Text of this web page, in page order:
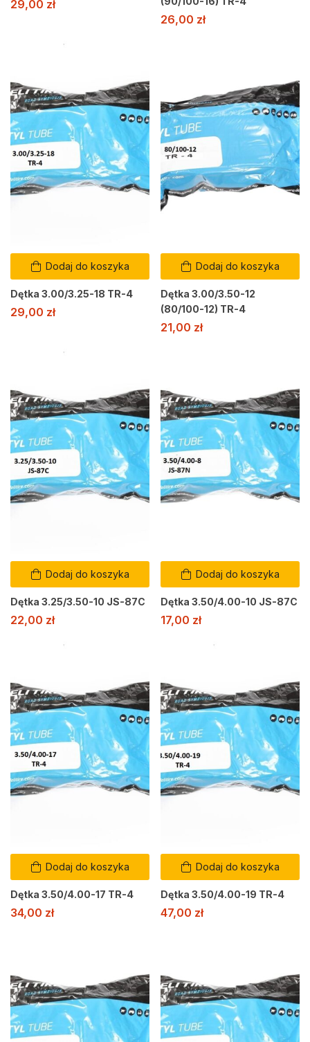
29,00 zł
26,00 zł
Dodaj do koszyka
Dętka 3.00/3.25-18 TR-4
29,00 zł
Dodaj do koszyka
Dętka 3.00/3.50-12
(80/100-12) TR-4
21,00 zł
Dodaj do koszyka
Dętka 3.25/3.50-10 JS-87C
22,00 zł
Dodaj do koszyka
Dętka 3.50/4.00-10 JS-87C
17,00 zł
Dodaj do koszyka
Dętka 3.50/4.00-17 TR-4
34,00 zł
Dodaj do koszyka
Dętka 3.50/4.00-19 TR-4
47,00 zł